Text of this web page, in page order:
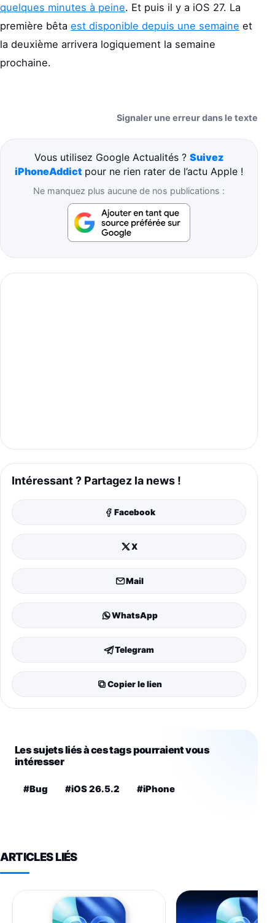
quelques minutes à peine. Et puis il y a iOS 27. La
première bêta est disponible depuis une semaine et
la deuxième arrivera logiquement la semaine
prochaine.
Signaler une erreur dans le texte
Vous utilisez Google Actualités ? Suivez
iPhoneAddict pour ne rien rater de l’actu Apple !
Ne manquez plus aucune de nos publications :
Intéressant ? Partagez la news !
Facebook
X
Mail
WhatsApp
Telegram
Copier le lien
Les sujets liés à ces tags pourraient vous
intéresser
#Bug #iOS 26.5.2 #iPhone
ARTICLES LIÉS